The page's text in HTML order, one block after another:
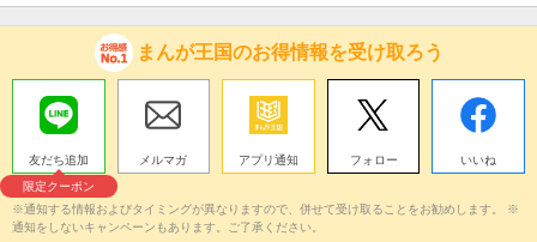
まんが王国のお得情報を受け取ろう
友だち追加
限定クーポン
メルマガ アプリ通知 フォロー いいね
※通知する情報およびタイミングが異なりますので、併せて受け取ることをお勧めします。 ※
通知をしないキャンペーンもあります。ご了承ください。